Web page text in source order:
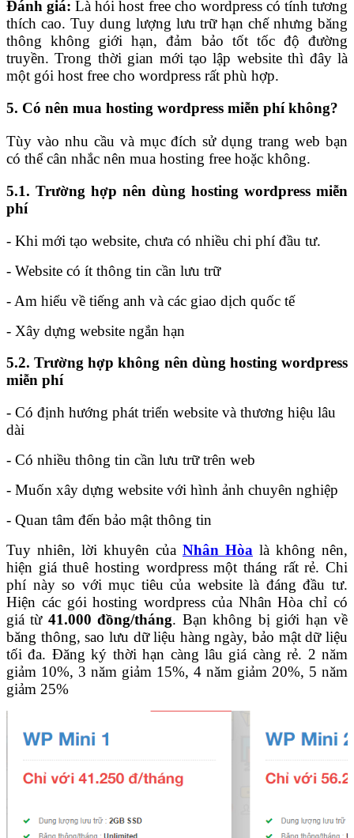
Đánh giá: Là hói host free cho wordpress có tính tương
thích cao. Tuy dung lượng lưu trữ hạn chế nhưng băng
thông không giới hạn, đảm bảo tốt tốc độ đường
truyền. Trong thời gian mới tạo lập website thì đây là
một gói host free cho wordpress rất phù hợp.
5. Có nên mua hosting wordpress miễn phí không?
Tùy vào nhu cầu và mục đích sử dụng trang web bạn
có thể cân nhắc nên mua hosting free hoặc không.
5.1. Trường hợp nên dùng hosting wordpress miễn
phí
- Khi mới tạo website, chưa có nhiều chi phí đầu tư.
- Website có ít thông tin cần lưu trữ
- Am hiểu về tiếng anh và các giao dịch quốc tế
- Xây dựng website ngắn hạn
5.2. Trường hợp không nên dùng hosting wordpress
miễn phí
- Có định hướng phát triển website và thương hiệu lâu
dài
- Có nhiều thông tin cần lưu trữ trên web
- Muốn xây dựng website với hình ảnh chuyên nghiệp
- Quan tâm đến bảo mật thông tin
Tuy nhiên, lời khuyên của Nhân Hòa là không nên,
hiện giá thuê hosting wordpress một tháng rất rẻ. Chi
phí này so với mục tiêu của website là đáng đầu tư.
Hiện các gói hosting wordpress của Nhân Hòa chỉ có
giá từ 41.000 đồng/tháng. Bạn không bị giới hạn về
băng thông, sao lưu dữ liệu hàng ngày, bảo mật dữ liệu
tối đa. Đăng ký thời hạn càng lâu giá càng rẻ. 2 năm
giảm 10%, 3 năm giảm 15%, 4 năm giảm 20%, 5 năm
giảm 25%